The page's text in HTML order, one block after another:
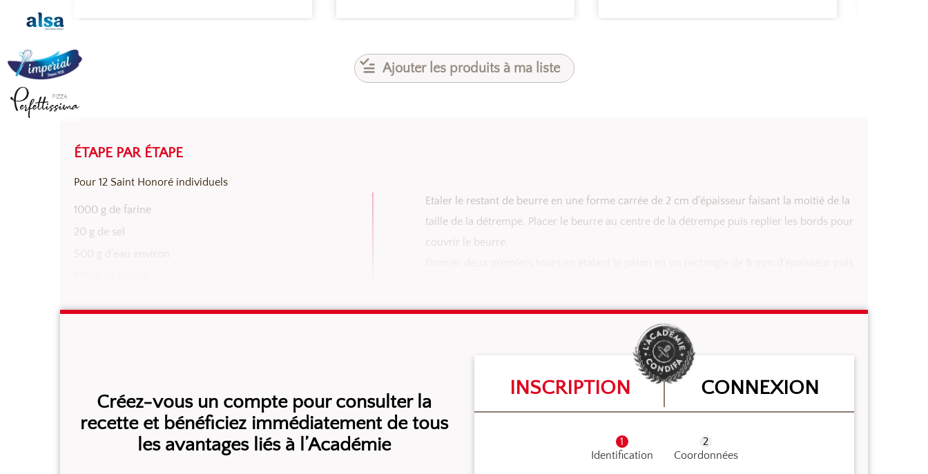
Ajouter les produits à ma liste
ÉTAPE PAR ÉTAPE
Pour 12 Saint Honoré individuels
PÂTE FEUILLETÉE
1000 g de farine
20 g de sel
500 g d’eau environ
Etaler le restant de beurre en une forme carrée de 2 cm d’épaisseur faisant la moitié de la
taille de la détrempe. Placer le beurre au centre de la détrempe puis replier les bords pour
couvrir le beurre.
Donner deux tours supplémentaires en procédant comme les deux premiers puis laisser
à nouveau reposer 30 min. Donner un dernier tour avant de l’utiliser.
Créez-vous un compte pour consulter la
recette et bénéficiez immédiatement de tous
les avantages liés à l’Académie
INSCRIPTION CONNEXION
Identification Coordonnées